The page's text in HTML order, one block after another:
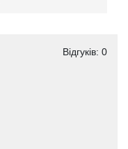
Відгуків: 0